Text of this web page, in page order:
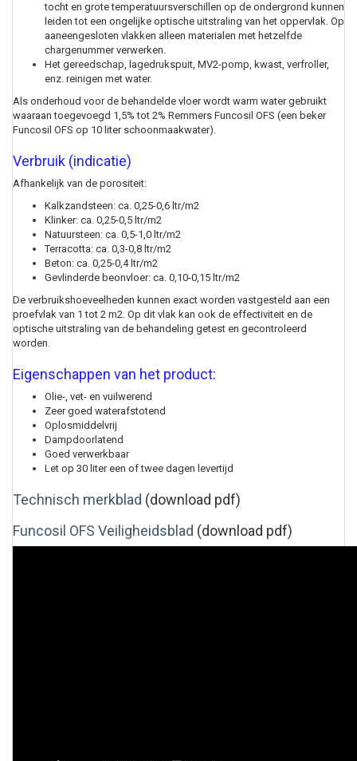
tocht en grote temperatuursverschillen op de ondergrond kunnen
leiden tot een ongelijke optische uitstraling van het oppervlak. Op
aaneengesloten vlakken alleen materialen met hetzelfde
chargenummer verwerken.
Het gereedschap, lagedrukspuit, MV2-pomp, kwast, verfroller,
enz. reinigen met water.
Als onderhoud voor de behandelde vloer wordt warm water gebruikt
waaraan toegevoegd 1,5% tot 2% Remmers Funcosil OFS (een beker
Funcosil OFS op 10 liter schoonmaakwater).
Verbruik (indicatie)
Afhankelijk van de porositeit:
Kalkzandsteen: ca. 0,25-0,6 ltr/m2
Klinker: ca. 0,25-0,5 ltr/m2
Natuursteen: ca. 0,5-1,0 ltr/m2
Terracotta: ca. 0,3-0,8 ltr/m2
Beton: ca. 0,25-0,4 ltr/m2
Gevlinderde beonvloer: ca. 0,10-0,15 ltr/m2
De verbruikshoeveelheden kunnen exact worden vastgesteld aan een
proefvlak van 1 tot 2 m2. Op dit vlak kan ook de effectiviteit en de
optische uitstraling van de behandeling getest en gecontroleerd
worden.
Eigenschappen van het product:
Olie-, vet- en vuilwerend
Zeer goed waterafstotend
Oplosmiddelvrij
Dampdoorlatend
Goed verwerkbaar
Let op 30 liter een of twee dagen levertijd
Technisch merkblad (download pdf)
Funcosil OFS Veiligheidsblad (download pdf)